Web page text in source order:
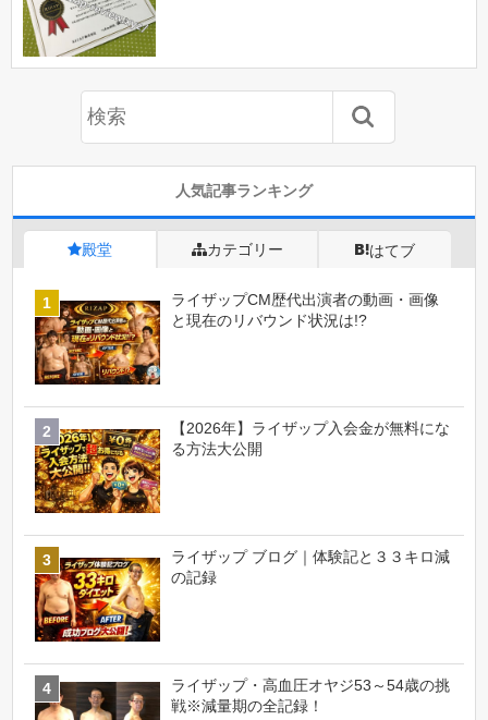
人気記事ランキング
殿堂 カテゴリー はてブ
ライザップCM歴代出演者の動画・画像
と現在のリバウンド状況は!?
【2026年】ライザップ入会金が無料にな
る方法大公開
ライザップ ブログ｜体験記と３３キロ減
の記録
ライザップ・高血圧オヤジ53～54歳の挑
戦※減量期の全記録！